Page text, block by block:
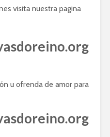
visita nuestra pagina
u ofrenda de amor para